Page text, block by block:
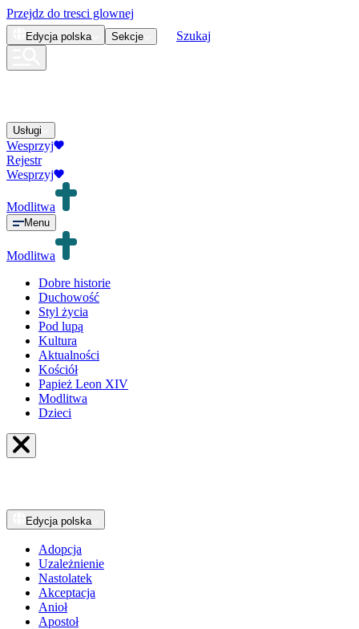
Przejdz do tresci glownej
Edycja polska Sekcje Szukaj
Usługi
Wesprzyj
Rejestr
Wesprzyj
Modlitwa
Menu
Modlitwa
Dobre historie
Duchowość
Styl życia
Pod lupą
Kultura
Aktualności
Kościół
Papież Leon XIV
Modlitwa
Dzieci
Edycja polska
Adopcja
Uzależnienie
Nastolatek
Akceptacja
Anioł
Apostoł